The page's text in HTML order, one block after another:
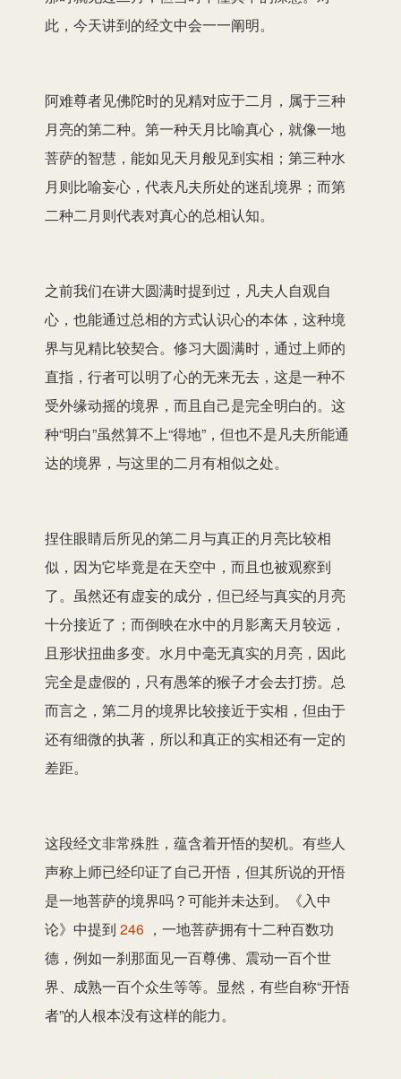
此，今天讲到的经文中会一一阐明。
阿难尊者见佛陀时的见精对应于二月，属于三种
月亮的第二种。第一种天月比喻真心，就像一地
菩萨的智慧，能如见天月般见到实相；第三种水
月则比喻妄心，代表凡夫所处的迷乱境界；而第
二种二月则代表对真心的总相认知。
之前我们在讲大圆满时提到过，凡夫人自观自
心，也能通过总相的方式认识心的本体，这种境
界与见精比较契合。修习大圆满时，通过上师的
直指，行者可以明了心的无来无去，这是一种不
受外缘动摇的境界，而且自己是完全明白的。这
种“明白”虽然算不上“得地”，但也不是凡夫所能通
达的境界，与这里的二月有相似之处。
捏住眼睛后所见的第二月与真正的月亮比较相
似，因为它毕竟是在天空中，而且也被观察到
了。虽然还有虚妄的成分，但已经与真实的月亮
十分接近了；而倒映在水中的月影离天月较远，
且形状扭曲多变。水月中毫无真实的月亮，因此
完全是虚假的，只有愚笨的猴子才会去打捞。总
而言之，第二月的境界比较接近于实相，但由于
还有细微的执著，所以和真正的实相还有一定的
差距。
这段经文非常殊胜，蕴含着开悟的契机。有些人
声称上师已经印证了自己开悟，但其所说的开悟
是一地菩萨的境界吗？可能并未达到。《入中
论》中提到 246 ，一地菩萨拥有十二种百数功
德，例如一刹那面见一百尊佛、震动一百个世
界、成熟一百个众生等等。显然，有些自称“开悟
者”的人根本没有这样的能力。